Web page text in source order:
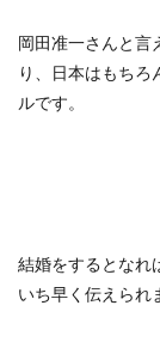
岡田准一さんと言
り、日本はもちろ
ルです。
結婚をするとなれ
いち早く伝えられ